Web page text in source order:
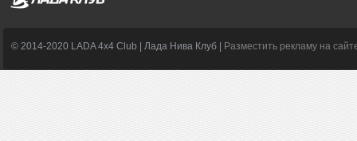
© 2014-2020 LADA 4x4 Club | Лада Нива Клуб | Разместить рекламу на